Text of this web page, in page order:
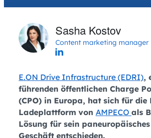
Sasha Kostov
Content marketing manager
E.ON Drive Infrastructure (EDRI),
führenden öffentlichen Charge
(CPO) in Europa, hat sich für die
Ladeplattform von AMPECO als
Lösung für sein paneuropäisches
Geschäft entschieden.